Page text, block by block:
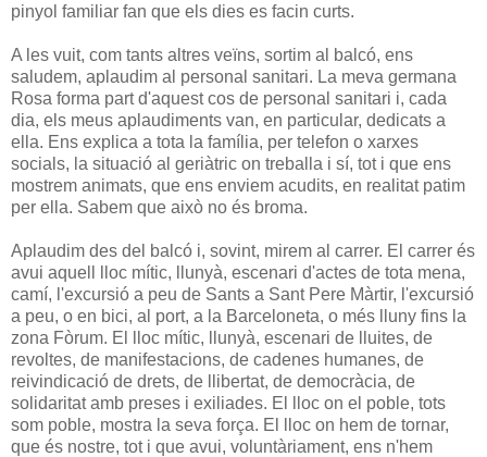
pinyol familiar fan que els dies es facin curts.
A les vuit, com tants altres veïns, sortim al balcó, ens
saludem, aplaudim al personal sanitari. La meva germana
Rosa forma part d'aquest cos de personal sanitari i, cada
dia, els meus aplaudiments van, en particular, dedicats a
ella. Ens explica a tota la família, per telefon o xarxes
socials, la situació al geriàtric on treballa i sí, tot i que ens
mostrem animats, que ens enviem acudits, en realitat patim
per ella. Sabem que això no és broma.
Aplaudim des del balcó i, sovint, mirem al carrer. El carrer és
avui aquell lloc mític, llunyà, escenari d'actes de tota mena,
camí, l'excursió a peu de Sants a Sant Pere Màrtir, l'excursió
a peu, o en bici, al port, a la Barceloneta, o més lluny fins la
zona Fòrum. El lloc mític, llunyà, escenari de lluites, de
revoltes, de manifestacions, de cadenes humanes, de
reivindicació de drets, de llibertat, de democràcia, de
solidaritat amb preses i exiliades. El lloc on el poble, tots
som poble, mostra la seva força. El lloc on hem de tornar,
que és nostre, tot i que avui, voluntàriament, ens n'hem